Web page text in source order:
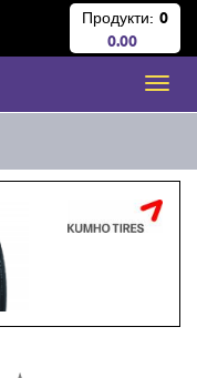
Продукти: 0
0.00